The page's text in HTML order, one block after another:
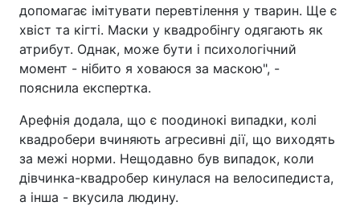
допомагає імітувати перевтілення у тварин. Ще є
хвіст та кігті. Маски у квадробінгу одягають як
атрибут. Однак, може бути і психологічний
момент - нібито я ховаюся за маскою", -
пояснила експертка.
Арефнія додала, що є поодинокі випадки, колі
квадробери вчиняють агресивні дії, що виходять
за межі норми. Нещодавно був випадок, коли
дівчинка-квадробер кинулася на велосипедиста,
а інша - вкусила людину.